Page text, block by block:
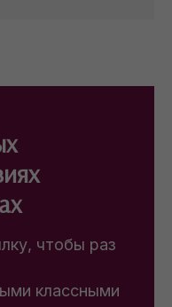
чтобы раз
классными